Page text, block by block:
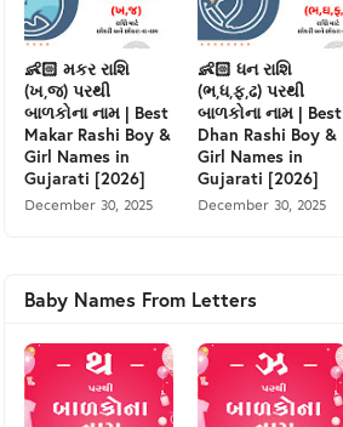
👶🏻 મકર રાશિ
(ખ,જ) પરથી
બાળકોના નામ | Best
Makar Rashi Boy &
Girl Names in
Gujarati [2026]
December 30, 2025
👶🏻 ધન રાશિ
(ભ,ધ,ફ,ઢ) પરથી
બાળકોના નામ | Best
Dhan Rashi Boy &
Girl Names in
Gujarati [2026]
December 30, 2025
Baby Names From Letters